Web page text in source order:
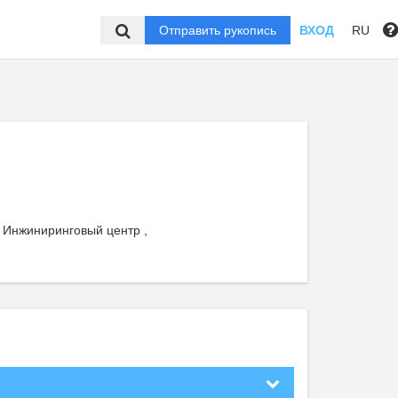
Отправить рукопись ВХОД RU
центр ,